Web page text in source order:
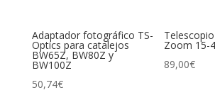
Adaptador fotográfico TS-
Optics para catalejos
BW65Z, BW80Z y
BW100Z
50,74€
Zoom 15-
89,00€